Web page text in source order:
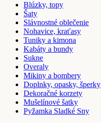
Blúzky, topy
Šaty
Slávnostné oblečenie
Nohavice, kraťasy
Tuniky a kimona
Kabáty a bundy
Sukne
Overaly
Mikiny a bombery
Doplnky, opasky, šperky
Dekoračné korzety
Mušelínové šatky
Pyžamka Sladké Sny